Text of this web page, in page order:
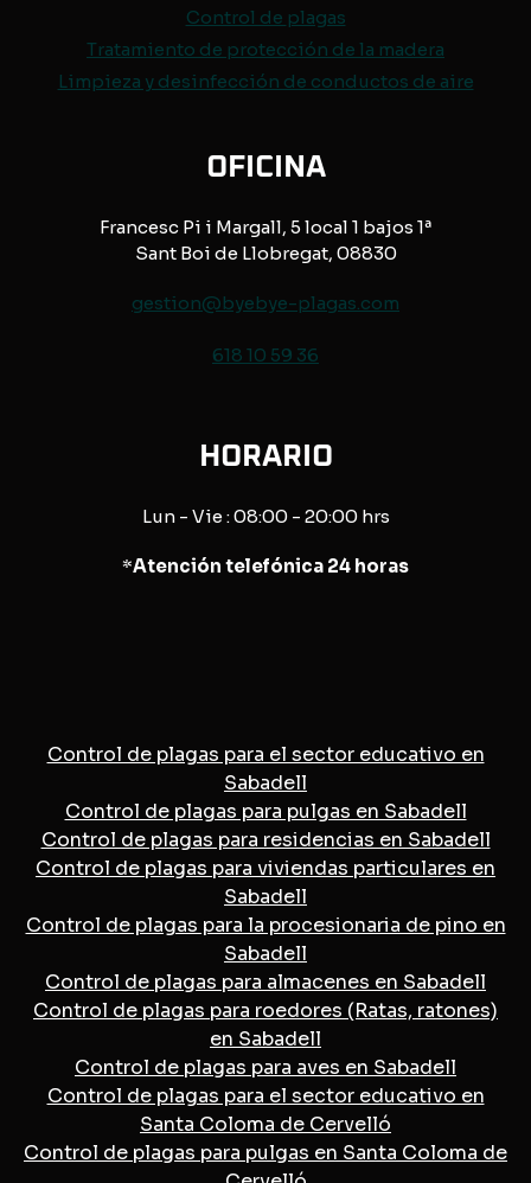
Control de plagas
Tratamiento de protección de la madera
Limpieza y desinfección de conductos de aire
OFICINA
Francesc Pi i Margall, 5 local 1 bajos 1ª
Sant Boi de Llobregat, 08830
gestion@byebye-plagas.com
618 10 59 36
HORARIO
Lun - Vie : 08:00 - 20:00 hrs
*Atención telefónica 24 horas
Control de plagas para el sector educativo en
Sabadell
Control de plagas para pulgas en Sabadell
Control de plagas para residencias en Sabadell
Control de plagas para viviendas particulares en
Sabadell
Control de plagas para la procesionaria de pino en
Sabadell
Control de plagas para almacenes en Sabadell
Control de plagas para roedores (Ratas, ratones)
en Sabadell
Control de plagas para aves en Sabadell
Control de plagas para el sector educativo en
Santa Coloma de Cervelló
Control de plagas para pulgas en Santa Coloma de